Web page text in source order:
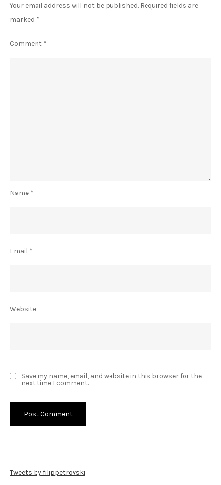
Your email address will not be published. Required fields are
marked *
Comment *
Name *
Email *
Website
Save my name, email, and website in this browser for the
next time I comment.
Tweets by filippetrovski